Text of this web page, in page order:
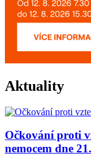
Aktuality
Očkování proti
nemocem dne